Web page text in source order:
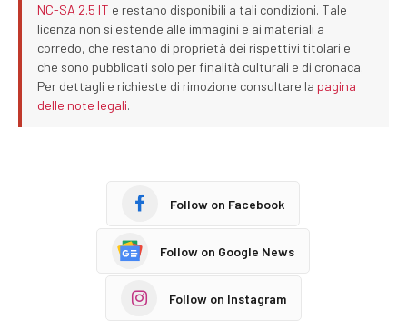
NC-SA 2.5 IT e restano disponibili a tali condizioni. Tale
licenza non si estende alle immagini e ai materiali a
corredo, che restano di proprietà dei rispettivi titolari e
che sono pubblicati solo per finalità culturali e di cronaca.
Per dettagli e richieste di rimozione consultare la pagina
delle note legali.
Follow on Facebook
Follow on Google News
Follow on Instagram